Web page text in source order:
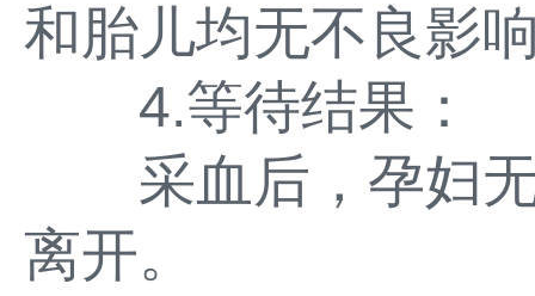
和胎儿均无不良影
4.等待结果：
采血后，孕妇无
离开。